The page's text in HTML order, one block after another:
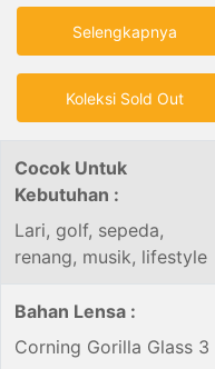
Selengkapnya
Koleksi Sold Out
Cocok Untuk
Kebutuhan :
Lari, golf, sepeda,
renang, musik, lifestyle
Bahan Lensa :
Corning Gorilla Glass 3